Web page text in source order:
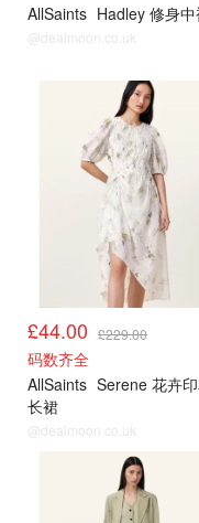
AllSaints Hadley 修身
@dealmoon.co.uk
£44.00 £229.00
码数齐全
AllSaints Serene 花卉
长裙
@dealmoon.co.uk